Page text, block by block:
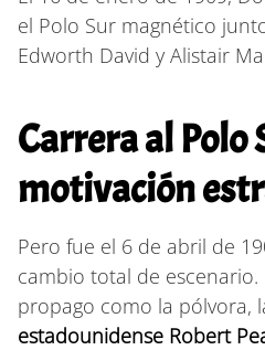
el Polo Sur magnético
Edworth David y Alistair
Carrera al Polo
motivación
Pero fue el 6 de abril de
cambio total de escenario.
propago como la pólvora,
estadounidense Robert